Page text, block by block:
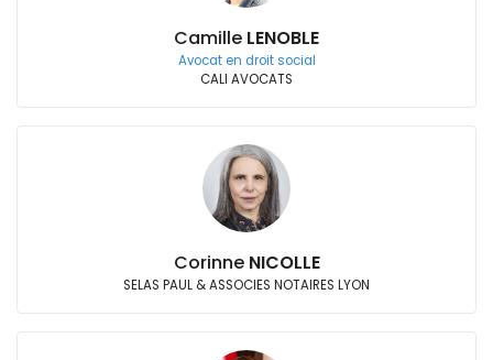
Camille LENOBLE
Avocat en droit social
CALI AVOCATS
Corinne NICOLLE
SELAS PAUL & ASSOCIES NOTAIRES LYON